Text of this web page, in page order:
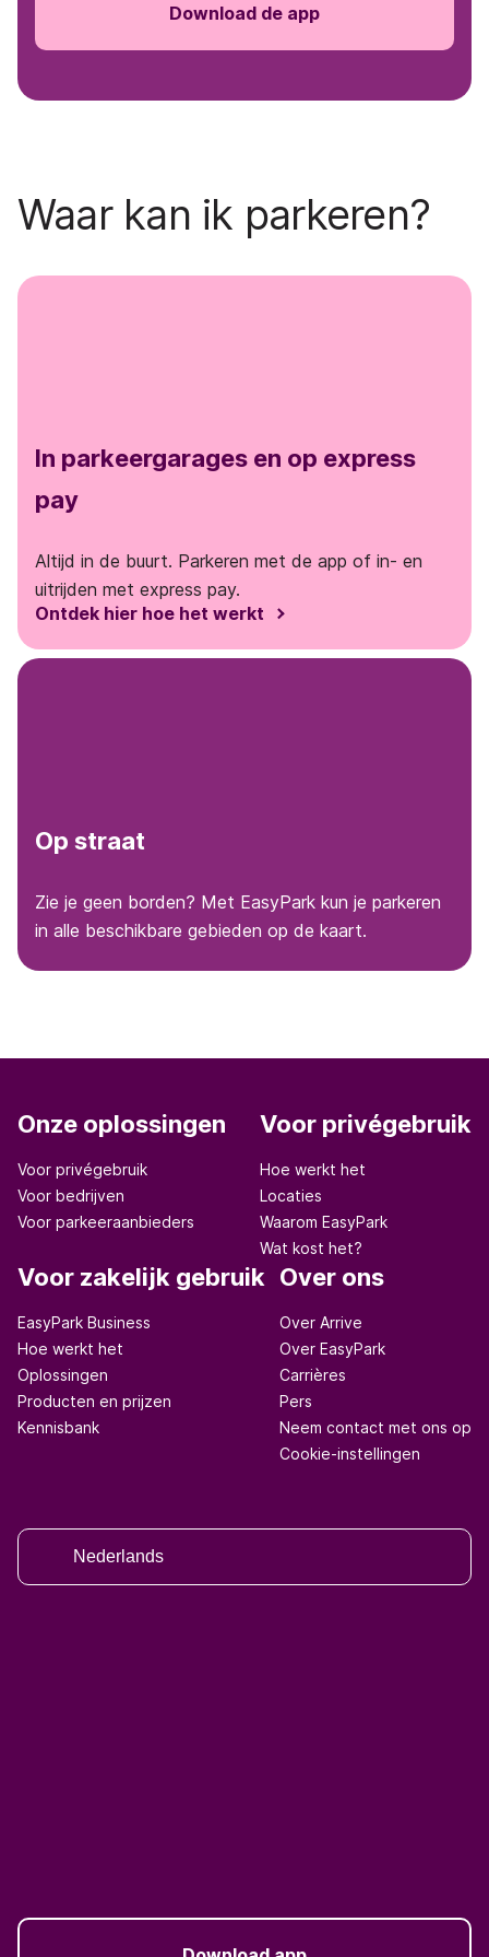
Download de app
Waar kan ik parkeren?
In parkeergarages en op express
pay
Altijd in de buurt. Parkeren met de app of in- en
uitrijden met express pay.
Ontdek hier hoe het werkt
Op straat
Zie je geen borden? Met EasyPark kun je parkeren
in alle beschikbare gebieden op de kaart.
Onze oplossingen
Voor privégebruik
Voor bedrijven
Voor parkeeraanbieders
Voor privégebruik
Hoe werkt het
Locaties
Waarom EasyPark
Wat kost het?
Voor zakelijk gebruik
EasyPark Business
Hoe werkt het
Oplossingen
Producten en prijzen
Kennisbank
Over ons
Over Arrive
Over EasyPark
Carrières
Pers
Neem contact met ons op
Cookie-instellingen
Nederlands